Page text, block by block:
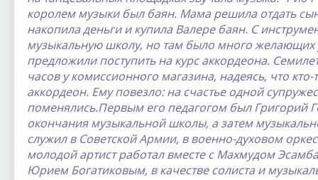
королем музыки был баян. Мама решила отдать
накопила деньги и купила Валере баян. С
музыкальную школу, но там было много желающих
предложили поступить на курс аккордеона.
часов у комиссионного магазина, надеясь, что
аккордеон. Ему повезло: на счастье одной
поменялись.Первым его педагогом был Григорий
окончания музыкальной школы, а затем
служил в Советской Армии, в военно-духовом
молодой артист работал вместе с Махмудом
Юрием Богатиковым, в качестве солиста и